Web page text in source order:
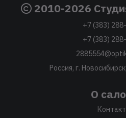
2010-2026
+7 (383)
+7 (383)
Россия, г.
О